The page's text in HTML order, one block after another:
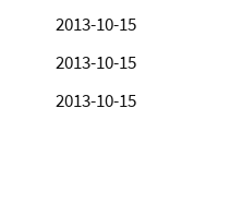
2013-10-15
2013-10-15
2013-10-15